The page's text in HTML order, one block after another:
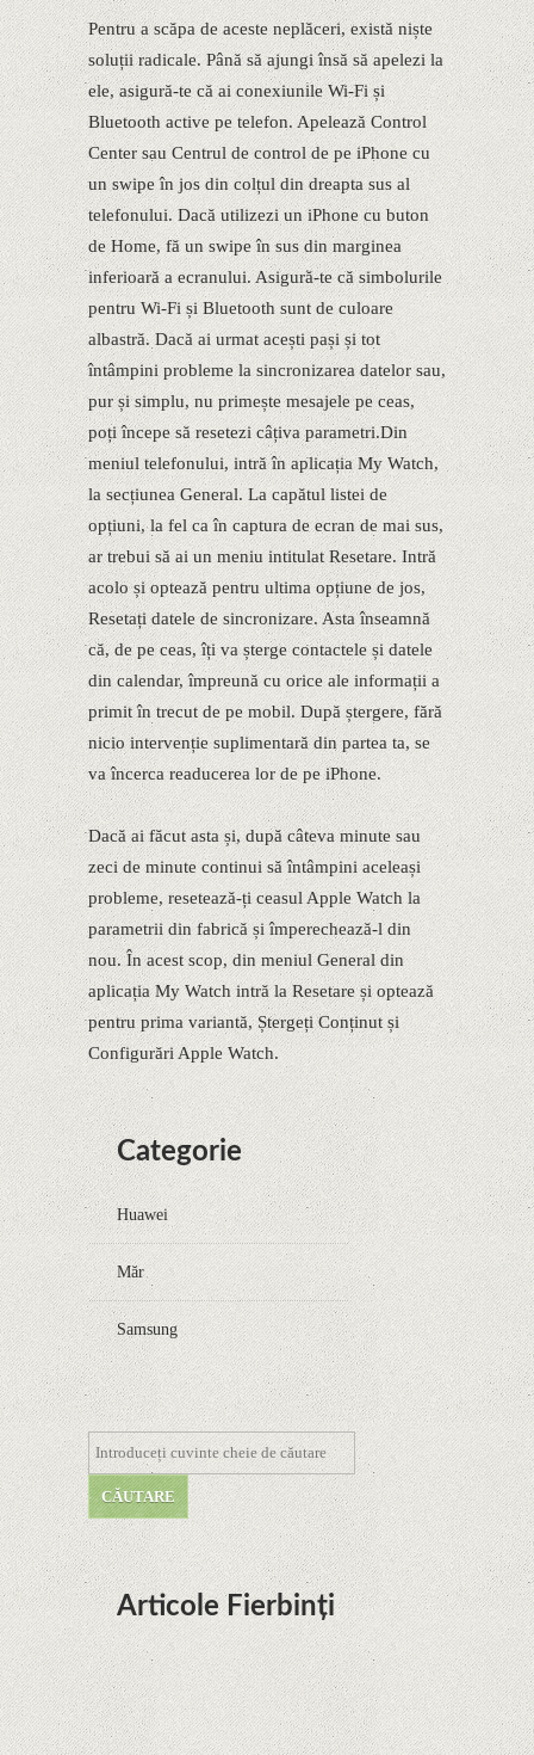
Pentru a scăpa de aceste neplăceri, există niște
soluții radicale. Până să ajungi însă să apelezi la
ele, asigură-te că ai conexiunile Wi-Fi și
Bluetooth active pe telefon. Apelează Control
Center sau Centrul de control de pe iPhone cu
un swipe în jos din colțul din dreapta sus al
telefonului. Dacă utilizezi un iPhone cu buton
de Home, fă un swipe în sus din marginea
inferioară a ecranului. Asigură-te că simbolurile
pentru Wi-Fi și Bluetooth sunt de culoare
albastră. Dacă ai urmat acești pași și tot
întâmpini probleme la sincronizarea datelor sau,
pur și simplu, nu primește mesajele pe ceas,
poți începe să resetezi câțiva parametri.Din
meniul telefonului, intră în aplicația My Watch,
la secțiunea General. La capătul listei de
opțiuni, la fel ca în captura de ecran de mai sus,
ar trebui să ai un meniu intitulat Resetare. Intră
acolo și optează pentru ultima opțiune de jos,
Resetați datele de sincronizare. Asta înseamnă
că, de pe ceas, îți va șterge contactele și datele
din calendar, împreună cu orice ale informații a
primit în trecut de pe mobil. După ștergere, fără
nicio intervenție suplimentară din partea ta, se
va încerca readucerea lor de pe iPhone.
Dacă ai făcut asta și, după câteva minute sau
zeci de minute continui să întâmpini aceleași
probleme, resetează-ți ceasul Apple Watch la
parametrii din fabrică și împerechează-l din
nou. În acest scop, din meniul General din
aplicația My Watch intră la Resetare și optează
pentru prima variantă, Ștergeți Conținut și
Configurări Apple Watch.
Categorie
Huawei
Măr
Samsung
Articole Fierbinți
Dota Anime venind la Netflix în această lună de
la Legenda Korra Studio Mir